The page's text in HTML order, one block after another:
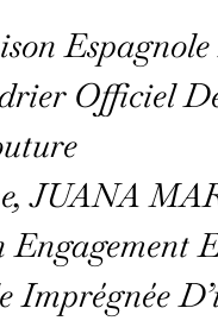
Officiel
JUANA
Engagement
Imprégnée